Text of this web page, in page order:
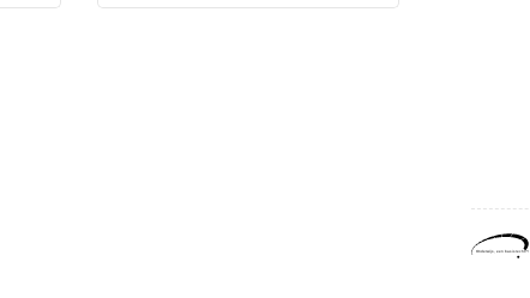
Onderwijs, een basisrecht?!